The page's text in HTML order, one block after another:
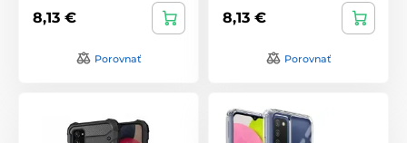
8,13 €
Porovnať
8,13 €
Porovnať